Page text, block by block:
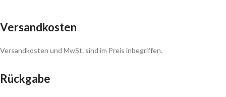
Versandkosten
Versandkosten und MwSt. sind im Preis inbegriffen.
Rückgabe